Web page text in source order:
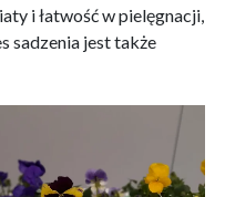
i łatwość w pielęgnacji,
sadzenia jest także